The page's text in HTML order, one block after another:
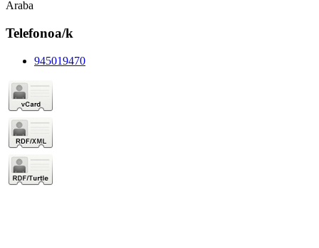
Araba
Telefonoa/k
945019470